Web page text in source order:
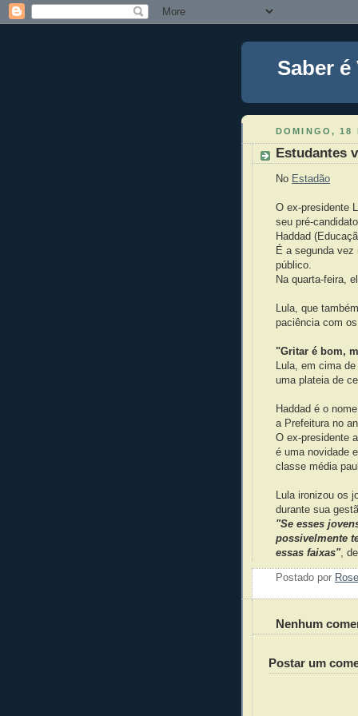
Saber é
DOMINGO, 18
Estudantes
No Estadão
O ex-presidente
seu pré-
Haddad
É a segunda
público.
Na quarta-feira,
Lula, que
paciência com os
"Gritar é bom,
Lula, em cima
uma plateia de
Haddad é o
a Prefeitura no
O ex-presidente
é uma novidade
classe média
Lula ironizou os
durante sua
"Se esses
possivelmente
essas faixas",
Postado por Rose
Nenhum
Postar um